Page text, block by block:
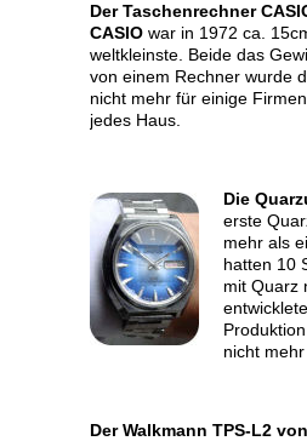
Der Taschenrechner
CASIO war in 1972 ca.
weltkleinste. Beide das
von einem Rechner wurde
nicht mehr für einige
jedes Haus.
Die
erste
mehr als
hatten 10
mit Quarz
nicht
Der Walkmann TPS-L2